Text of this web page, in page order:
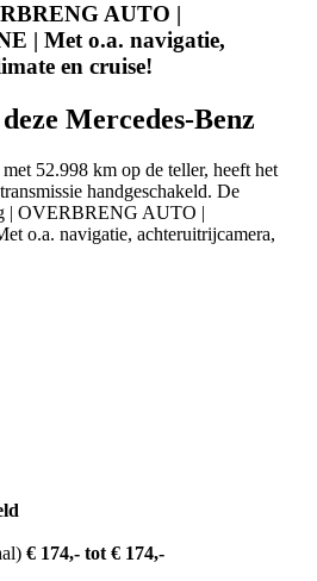
AUTO |
| Met o.a. navigatie,
en cruise!
Mercedes-Benz
met 52.998 km op de teller, heeft het
handgeschakeld. De
| OVERBRENG AUTO |
o.a. navigatie, achteruitrijcamera,
€ 174,- tot € 174,-